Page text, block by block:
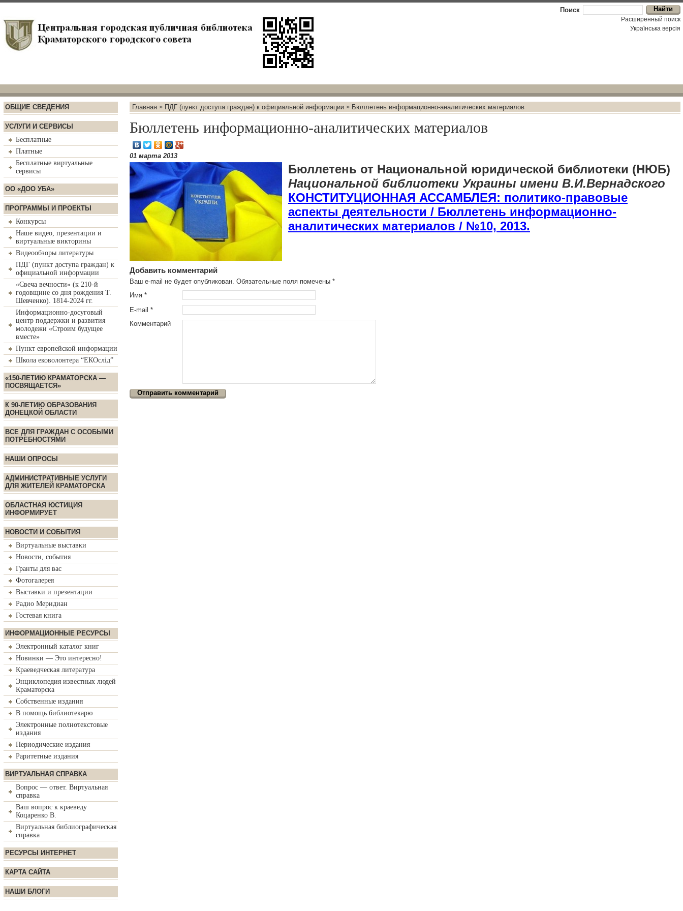
Поиск
Расширенный поиск
Українська версiя
ОБЩИЕ СВЕДЕНИЯ
УСЛУГИ И СЕРВИСЫ
Бесплатные
Платные
Бесплатные виртуальные
сервисы
ОО «ДОО УБА»
ПРОГРАММЫ И ПРОЕКТЫ
Конкурсы
Наше видео, презентации и
виртуальные викторины
Видеообзоры литературы
ПДГ (пункт доступа граждан) к
официальной информации
«Свеча вечности» (к 210-й
годовщине со дня рождения Т.
Шевченко). 1814-2024 гг.
Информационно-досуговый
центр поддержки и развития
молодежи «Строим будущее
вместе»
Пункт европейской информации
Школа ековолонтера “ЕКОслід”
«150-ЛЕТИЮ КРАМАТОРСКА —
ПОСВЯЩАЕТСЯ»
К 90-ЛЕТИЮ ОБРАЗОВАНИЯ
ДОНЕЦКОЙ ОБЛАСТИ
ВСЕ ДЛЯ ГРАЖДАН С ОСОБЫМИ
ПОТРЕБНОСТЯМИ
НАШИ ОПРОСЫ
АДМИНИСТРАТИВНЫЕ УСЛУГИ
ДЛЯ ЖИТЕЛЕЙ КРАМАТОРСКА
ОБЛАСТНАЯ ЮСТИЦИЯ
ИНФОРМИРУЕТ
НОВОСТИ И СОБЫТИЯ
Виртуальные выставки
Новости, события
Гранты для вас
Фотогалерея
Выставки и презентации
Радио Меридиан
Гостевая книга
ИНФОРМАЦИОННЫЕ РЕСУРСЫ
Электронный каталог книг
Новинки — Это интересно!
Краеведческая литература
Энциклопедия известных людей
Краматорска
Собственные издания
В помощь библиотекарю
Электронные полнотекстовые
издания
Периодические издания
Раритетные издания
ВИРТУАЛЬНАЯ СПРАВКА
Вопрос — ответ. Виртуальная
справка
Ваш вопрос к краеведу
Коцаренко В.
Виртуальная библиографическая
справка
РЕСУРСЫ ИНТЕРНЕТ
КАРТА САЙТА
НАШИ БЛОГИ
Главная » ПДГ (пункт доступа граждан) к официальной информации » Бюллетень информационно-аналитических материалов
Бюллетень информационно-аналитических материалов
01 марта 2013
Бюллетень от Национальной юридической библиотеки (НЮБ)
Национальной библиотеки Украины имени В.И.Вернадского
КОНСТИТУЦИОННАЯ АССАМБЛЕЯ: политико-правовые
аспекты деятельности / Бюллетень информационно-
аналитических материалов / №10, 2013.
Добавить комментарий
Ваш e-mail не будет опубликован. Обязательные поля помечены *
Имя *
E-mail *
Комментарий